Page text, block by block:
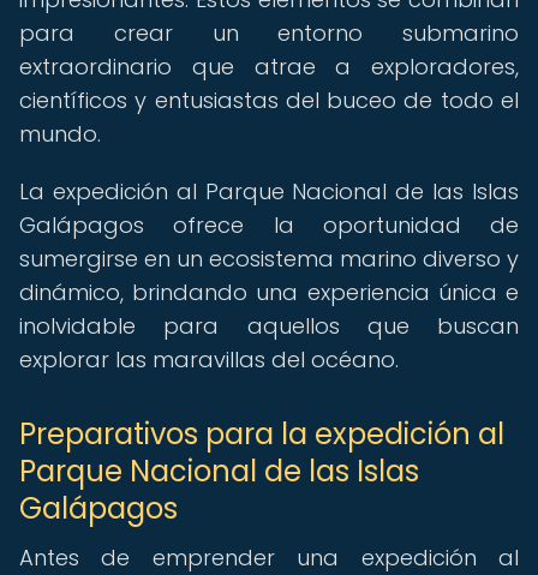
para crear un entorno submarino
extraordinario que atrae a exploradores,
científicos y entusiastas del buceo de todo el
mundo.
La expedición al Parque Nacional de las Islas
Galápagos ofrece la oportunidad de
sumergirse en un ecosistema marino diverso y
dinámico, brindando una experiencia única e
inolvidable para aquellos que buscan
explorar las maravillas del océano.
Preparativos para la expedición al
Parque Nacional de las Islas
Galápagos
Antes de emprender una expedición al